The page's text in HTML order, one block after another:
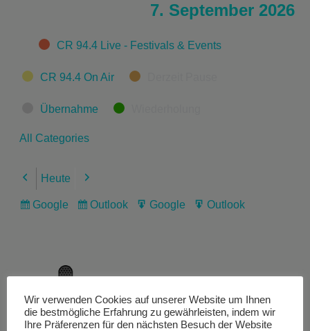
7. September 2026
CategoriesCR 94.4 Live - Festivals & Events
CR 94.4 On Air
Übernahme
All Categories
Previous
Heute Next
Subscribe
Google
Subscribe
Outlook
Export
Google
Export
Outlook
Livestream
Wir verwenden Cookies auf unserer Website um Ihnen
die bestmögliche Erfahrung zu gewährleisten, indem wir
Ihre Präferenzen für den nächsten Besuch der Website